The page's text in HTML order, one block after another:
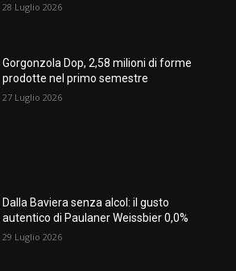
28 Luglio 2026
Gorgonzola Dop, 2,58 milioni di forme
prodotte nel primo semestre
27 Luglio 2026
Dalla Baviera senza alcol: il gusto
autentico di Paulaner Weissbier 0,0%
29 Luglio 2026